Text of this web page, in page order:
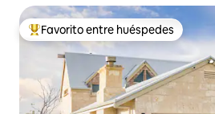
Favorito entre huéspedes preferido
Favorito entre huéspedes